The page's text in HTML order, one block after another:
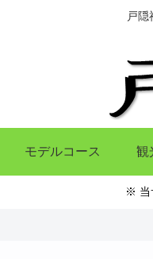
戸隠
モデルコース 観
※ 当